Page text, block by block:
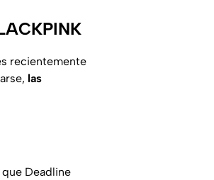
recientemente
las
Deadline